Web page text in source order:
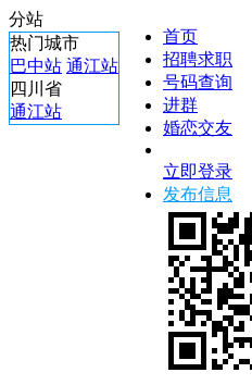
分站
热门城市
巴中站 通江站
四川省
通江站
首页
招聘求职
号码查询
进群
婚恋交友
立即登录
发布信息